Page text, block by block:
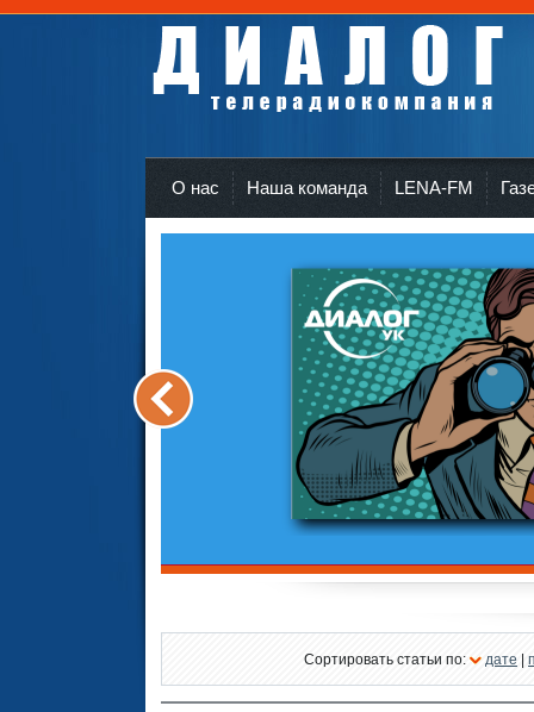
О нас Наша команда LENA-FM
Сортировать статьи по: дате |